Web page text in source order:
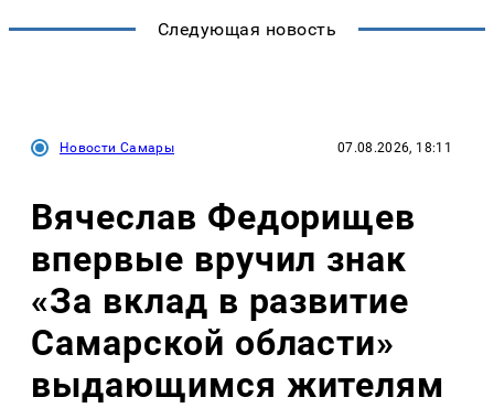
Следующая новость
Новости Самары 07.08.2026, 18:11
Вячеслав Федорищев
впервые вручил знак
«За вклад в развитие
Самарской области»
выдающимся жителям